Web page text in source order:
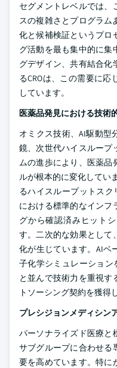
セグメントレベルでは、
スの複雑さとプログラム
化と候補検証というプロ
グ活動を最も集中的に集
グデザイン、共有結合化
るCROは、この需要に
しています。
医薬品発見における技術
オミクス技術、AI駆動型
鏡、次世代ハイスループ
ムの進歩により、医薬品
ルが根本的に変化してい
るハイスループットスク
における標準的なインフ
グから確認済みヒット
す。二次的な効果として
化が生じています。AIベ
子化学シミュレーション
と並んで技術力を重視す
トソーシング契約を獲得
プレシジョンメディシン
パーソナライズド医療と
サブグループに合わせる
要を高めています。特に